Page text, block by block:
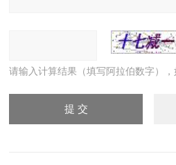
请输入计算结果（填写阿拉伯数字）